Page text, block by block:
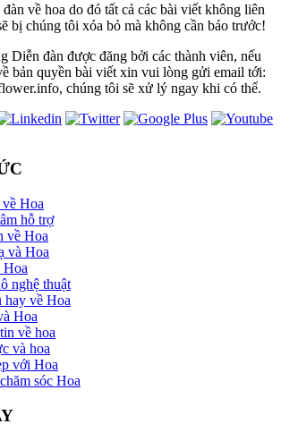
về hoa do đó tất cả các bài viết không liên
bị chúng tôi xóa bỏ mà không cần báo trước!
Diễn đàn được đăng bởi các thành viên, nếu
bản quyền bài viết xin vui lòng gửi email tới:
chúng tôi sẽ xử lý ngay khi có thể.
Hoa
hỗ trợ
về Hoa
và Hoa
Hoa
nghệ thuật
hay về Hoa
Hoa
về hoa
và hoa
với Hoa
sóc Hoa